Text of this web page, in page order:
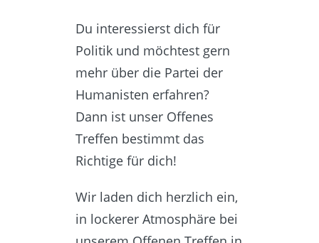
Du interessierst dich für
Politik und möchtest gern
mehr über die Partei der
Humanisten erfahren?
Dann ist unser Offenes
Treffen bestimmt das
Richtige für dich!
Wir laden dich herzlich ein,
in lockerer Atmosphäre bei